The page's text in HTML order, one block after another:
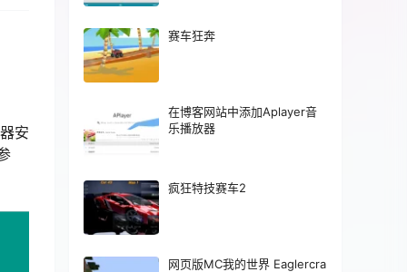
安
赛车狂奔
在博客网站中添加Aplayer音
乐播放器
疯狂特技赛车2
网页版MC我的世界 Eaglercra